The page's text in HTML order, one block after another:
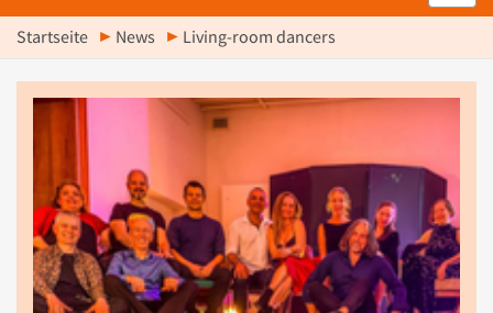
Startseite News Living-room dancers